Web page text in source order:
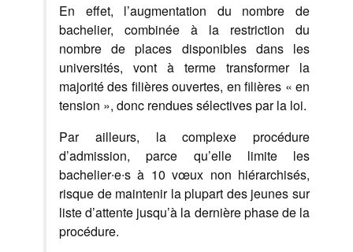
En effet, l’augmentation du nombre de
bachelier, combinée à la restriction du
nombre de places disponibles dans les
universités, vont à terme transformer la
majorité des filières ouvertes, en filières « en
tension », donc rendues sélectives par la loi.
Par ailleurs, la complexe procédure
d’admission, parce qu’elle limite les
bachelier∙e∙s à 10 vœux non hiérarchisés,
risque de maintenir la plupart des jeunes sur
liste d’attente jusqu’à la dernière phase de la
procédure.